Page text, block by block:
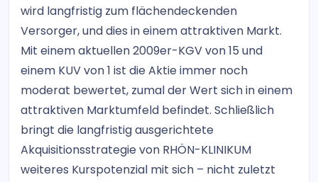
wird langfristig zum flächendeckenden
Versorger, und dies in einem attraktiven Markt.
Mit einem aktuellen 2009er-KGV von 15 und
einem KUV von 1 ist die Aktie immer noch
moderat bewertet, zumal der Wert sich in einem
attraktiven Marktumfeld befindet. Schließlich
bringt die langfristig ausgerichtete
Akquisitionsstrategie von RHÖN-KLINIKUM
weiteres Kurspotenzial mit sich – nicht zuletzt